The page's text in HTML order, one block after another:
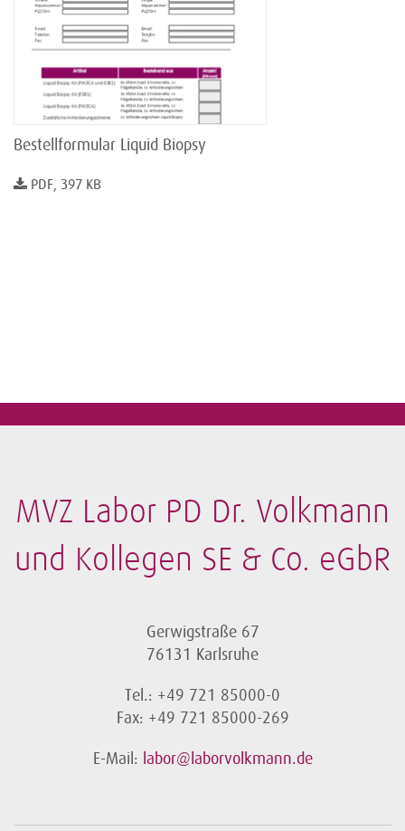
Bestellformular Liquid Biopsy
PDF, 397 KB
MVZ Labor PD Dr. Volkmann
und Kollegen SE & Co. eGbR
Gerwigstraße 67
76131 Karlsruhe
Tel.: +49 721 85000-0
Fax: +49 721 85000-269
E-Mail: labor@laborvolkmann.de